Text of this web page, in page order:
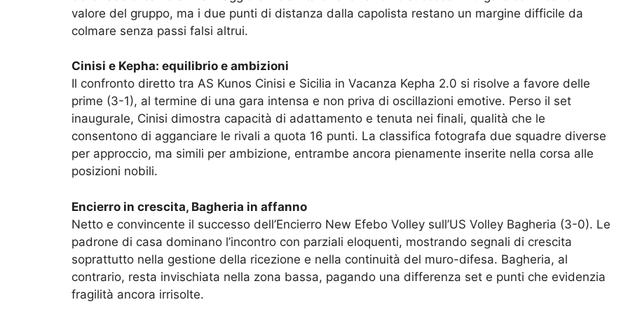
valore del gruppo, ma i due punti di distanza dalla capolista restano un margine difficile da
colmare senza passi falsi altrui.
Cinisi e Kepha: equilibrio e ambizioni
Il confronto diretto tra AS Kunos Cinisi e Sicilia in Vacanza Kepha 2.0 si risolve a favore delle
prime (3-1), al termine di una gara intensa e non priva di oscillazioni emotive. Perso il set
inaugurale, Cinisi dimostra capacità di adattamento e tenuta nei finali, qualità che le
consentono di agganciare le rivali a quota 16 punti. La classifica fotografa due squadre diverse
per approccio, ma simili per ambizione, entrambe ancora pienamente inserite nella corsa alle
posizioni nobili.
Encierro in crescita, Bagheria in affanno
Netto e convincente il successo dell’Encierro New Efebo Volley sull’US Volley Bagheria (3-0). Le
padrone di casa dominano l’incontro con parziali eloquenti, mostrando segnali di crescita
soprattutto nella gestione della ricezione e nella continuità del muro-difesa. Bagheria, al
contrario, resta invischiata nella zona bassa, pagando una differenza set e punti che evidenzia
fragilità ancora irrisolte.